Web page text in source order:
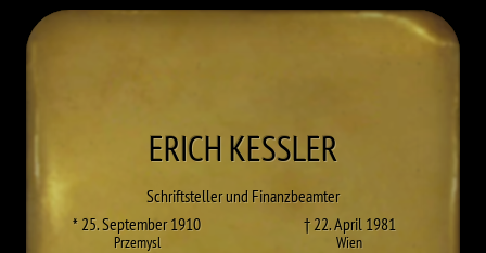
ERICHKESSLER
Schriftsteller und Finanzbeamter
* 25. September 1910
Przemysl
† 22. April 1981
Wien